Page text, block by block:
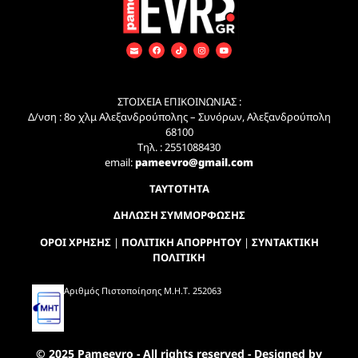
ΣΤΟΙΧΕΙΑ ΕΠΙΚΟΙΝΩΝΙΑΣ :
Δ/νση : 8ο χλμ Αλεξανδρούπολης – Συνόρων, Αλεξανδρούπολη
68100
Τηλ. : 2551088430
email:pameevro@gmail.com
ΤΑΥΤΟΤΗΤΑ
ΔΗΛΩΣΗ ΣΥΜΜΟΡΦΩΣΗΣ
ΟΡΟΙ ΧΡΗΣΗΣ| ΠΟΛΙΤΙΚΗ ΑΠΟΡΡΗΤΟΥ| ΣΥΝΤΑΚΤΙΚΗ
ΠΟΛΙΤΙΚΗ
Αριθμός Πιστοποίησης Μ.Η.Τ. 252063
© 2025 Pameevro - All rights reserved - Designed by